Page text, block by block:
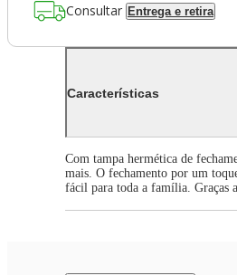
Consultar Entrega e retira
Características
Com tampa hermética de
mais. O fechamento por um
fácil para toda a família. Graças